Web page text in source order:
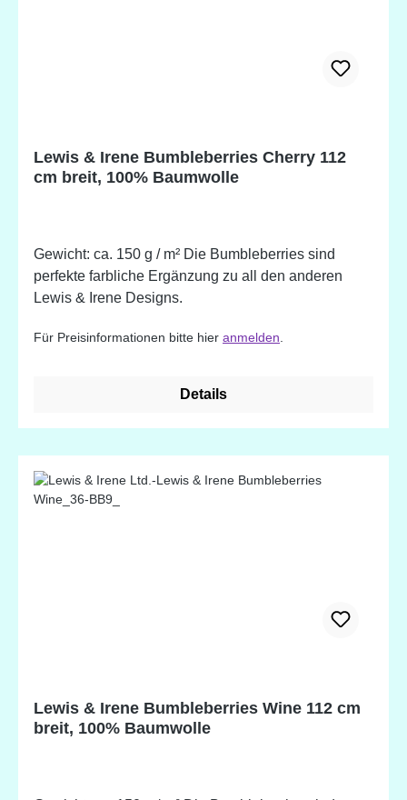
Lewis & Irene Bumbleberries Cherry 112
cm breit, 100% Baumwolle
Gewicht: ca. 150 g / m² Die Bumbleberries sind
perfekte farbliche Ergänzung zu all den anderen
Lewis & Irene Designs.
Für Preisinformationen bitte hier anmelden
Details
Lewis & Irene Bumbleberries Wine 112 cm
breit, 100% Baumwolle